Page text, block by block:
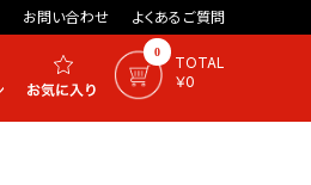
お問い合わせ よくあるご質問
0
TOTAL
￥0